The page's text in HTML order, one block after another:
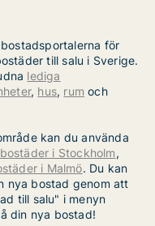
för
till salu i Sverige.
lediga
, hus, rum och
kan du använda
i Stockholm,
i Malmö. Du kan
nya bostad genom att
till salu" i menyn
din nya bostad!